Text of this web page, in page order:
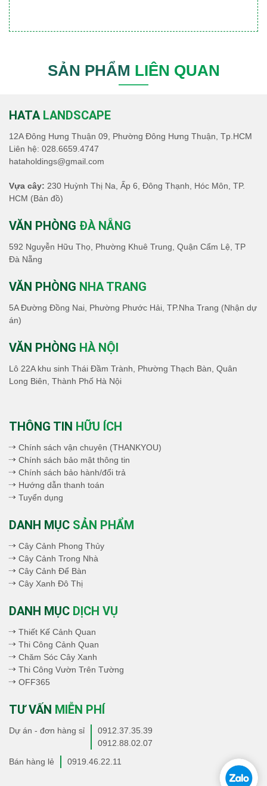
SẢN PHẨM LIÊN QUAN
HATA LANDSCAPE
12A Đông Hưng Thuận 09, Phường Đông Hưng Thuận, Tp.HCM
Liên hệ: 028.6659.4747
hataholdings@gmail.com
Vựa cây: 230 Huỳnh Thị Na, Ấp 6, Đông Thạnh, Hóc Môn, TP.
HCM (Bản đồ)
VĂN PHÒNG ĐÀ NẴNG
592 Nguyễn Hữu Thọ, Phường Khuê Trung, Quận Cẩm Lệ, TP
Đà Nẵng
VĂN PHÒNG NHA TRANG
5A Đường Đồng Nai, Phường Phước Hải, TP.Nha Trang (Nhận dự
án)
VĂN PHÒNG HÀ NỘI
Lô 22A khu sinh Thái Đầm Trành, Phường Thạch Bàn, Quân
Long Biên, Thành Phố Hà Nội
THÔNG TIN HỮU ÍCH
Chính sách vận chuyên (THANKYOU)
Chính sách bảo mật thông tin
Chính sách bảo hành/đổi trả
Hướng dẫn thanh toán
Tuyển dụng
DANH MỤC SẢN PHẨM
Cây Cảnh Phong Thủy
Cây Cảnh Trong Nhà
Cây Cảnh Để Bàn
Cây Xanh Đô Thị
DANH MỤC DỊCH VỤ
Thiết Kế Cảnh Quan
Thi Công Cảnh Quan
Chăm Sóc Cây Xanh
Thi Công Vườn Trên Tường
OFF365
TƯ VẤN MIỄN PHÍ
Dự án - đơn hàng sỉ
0912.37.35.39
0912.88.02.07
Bán hàng lẻ
0919.46.22.11